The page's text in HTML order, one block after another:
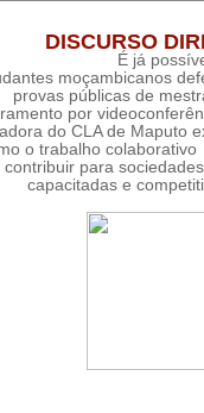
DISCURSO
É já
moçambicanos
provas públicas de
por
do CLA de Maputo
o trabalho colaborativo
contribuir para
capacitadas e